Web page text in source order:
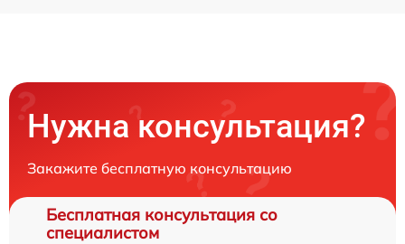
Нужна консультация?
Закажите бесплатную консультацию
Бесплатная консультация со
специалистом